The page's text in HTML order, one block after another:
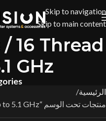
Skip to navigation
Skip to main content
16 Thread
GHz
الرئيسية
منتجات تحت الوسم “intel 8 Cores / 16 Thread up to 5.1 GHz”